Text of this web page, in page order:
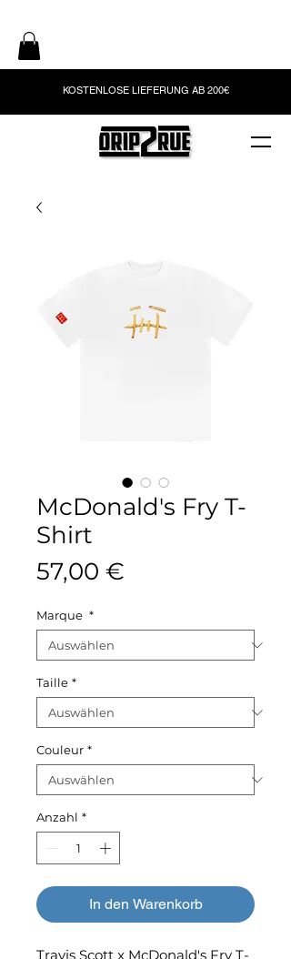
KOSTENLOSE LIEFERUNG AB 200€
McDonald's Fry T-
Shirt
57,00 €
Marque *
Taille *
Couleur *
Anzahl *
In den Warenkorb
Travis Scott x McDonald's Fry T-